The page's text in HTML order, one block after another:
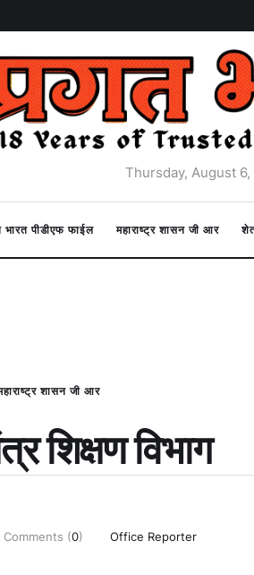
Thursday, August
भारत पीडीएफ फाईल महाराष्ट्र शासन जी आर
शासन जी आर
शिक्षण विभाग
Comments (0) Office Reporter